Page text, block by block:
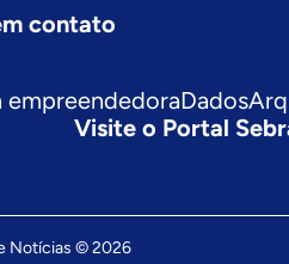
contato
empreendedoraDados
Visite o Portal
Notícias © 2026